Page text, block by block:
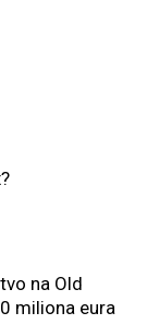
na Old
miliona eura